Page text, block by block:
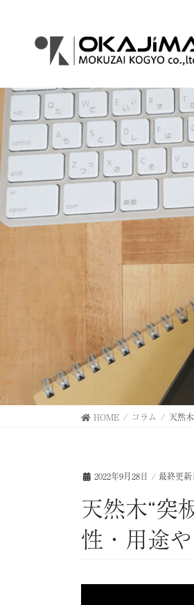
へ
ス
キ
ッ
プ
ョ
ン
に
移
動
HOME コラム 天然
2022年9月28日 / 最終更新
天然木“突
性・用途